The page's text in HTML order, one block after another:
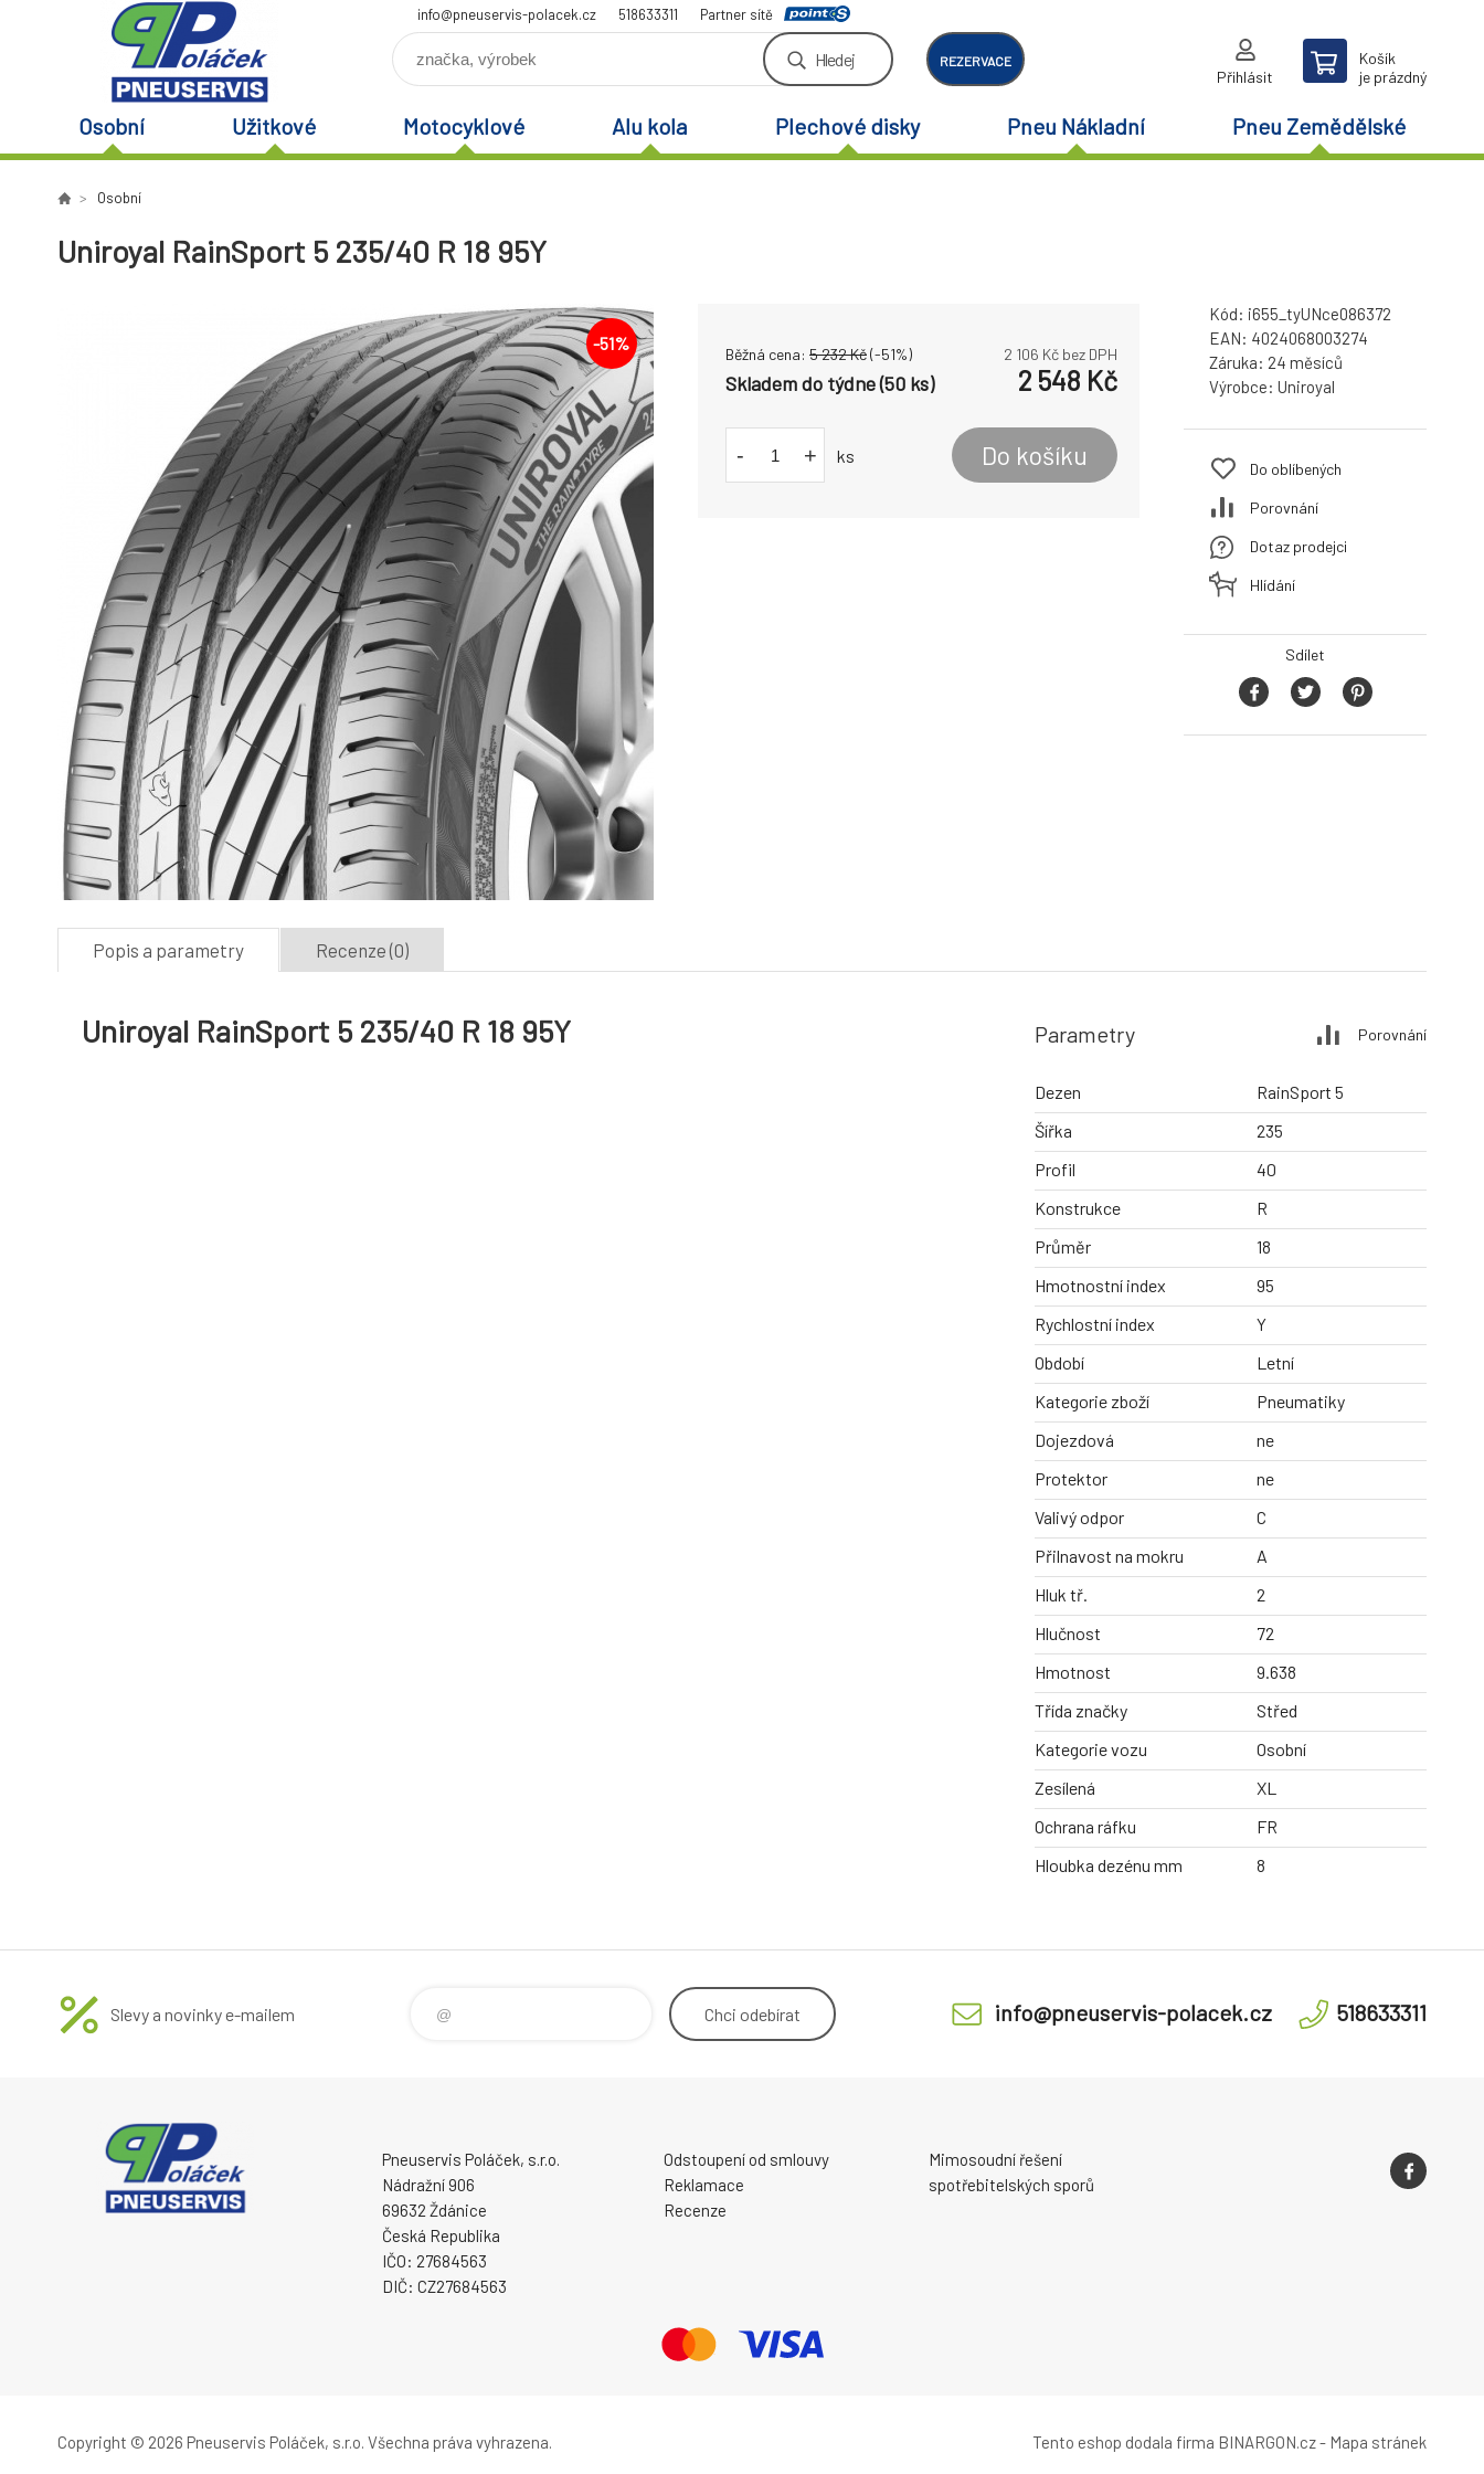
info@pneuservis-polacek.cz 518633311 Partner sítě
Hledej REZERVACE
Přihlásit
Košík
je prázdný
Osobní Užitkové Motocyklové Alu kola Plechové disky Pneu Nákladní Pneu Zemědělské
Osobní
Uniroyal RainSport 5 235/40 R 18 95Y
-51%
Běžná cena: 5 232Kč(-51%) 2 106 Kč bez DPH
Skladem do týdne (50 ks) 2 548 Kč
- + ks Do košíku
Kód: i655_tyUNce086372
EAN: 4024068003274
Záruka: 24 měsíců
Výrobce: Uniroyal
Do oblíbených
Porovnání
Dotaz prodejci
Hlídání
Sdílet
Popis a parametry Recenze (0)
Uniroyal RainSport 5 235/40 R 18 95Y Parametry Porovnání
Dezen
RainSport 5
Šířka
235
Profil
40
Konstrukce
R
Průměr
18
Hmotnostní index
95
Rychlostní index
Y
Období
Letní
Kategorie zboží
Pneumatiky
Dojezdová
ne
Protektor
ne
Valivý odpor
C
Přilnavost na mokru
A
Hluk tř.
2
Hlučnost
72
Hmotnost
9.638
Třída značky
Střed
Kategorie vozu
Osobní
Zesílená
XL
Ochrana ráfku
FR
Hloubka dezénu mm
8
Slevy a novinky e-mailem Chci odebírat info@pneuservis-polacek.cz 518633311
Pneuservis Poláček, s.r.o.
Nádražní 906
69632 Ždánice
Česká Republika
IČO: 27684563
DIČ: CZ27684563
Odstoupení od smlouvy
Reklamace
Recenze
Mimosoudní řešení
spotřebitelských sporů
Copyright © 2026 Pneuservis Poláček, s.r.o. Všechna práva vyhrazena. Tento eshop dodala firma BINARGON.cz- Mapa stránek